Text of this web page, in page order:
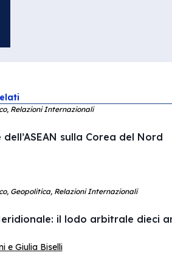
Relazioni Internazionali
dell’ASEAN sulla Corea del Nord
Geopolitica, Relazioni Internazionali
il lodo arbitrale dieci
e Giulia Biselli